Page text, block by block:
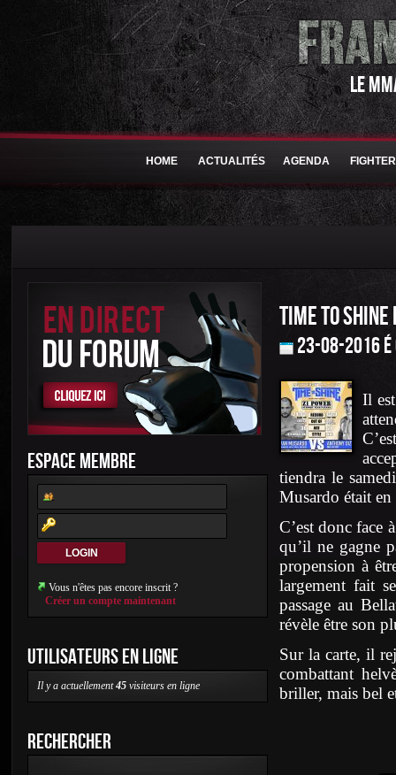
LE
HOME ACTUALITÉS AGENDA
ESPACE MEMBRE
Vous n'êtes pas encore inscrit ?
Créer un compte maintenant
UTILISATEURS EN LIGNE
Il y a actuellement45 visiteurs en ligne
RECHERCHER
TIME TO SHINE
23-08-2016
Il
tiendra le
Musardo était
C’est donc face
qu’il ne gagne
propension à
largement fait
passage au
révèle être son
Sur la carte, il
combattant
briller, mais bel